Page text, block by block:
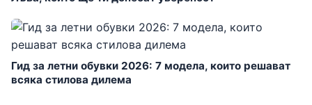
Гид за летни обувки 2026: 7 модела, които решават
всяка стилова дилема